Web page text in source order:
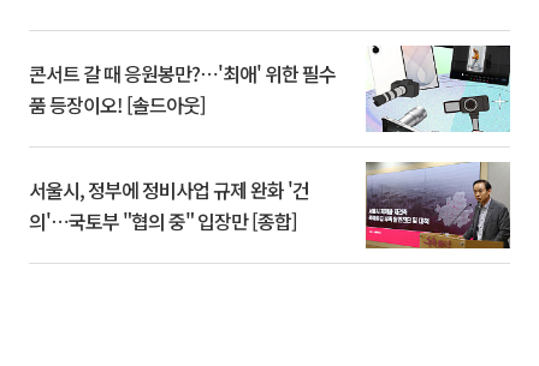
콘서트 갈 때 응원봉만?⋯'최애' 위한 필수
품 등장이오! [솔드아웃]
서울시, 정부에 정비사업 규제 완화 '건
의'⋯국토부 "협의 중" 입장만 [종합]